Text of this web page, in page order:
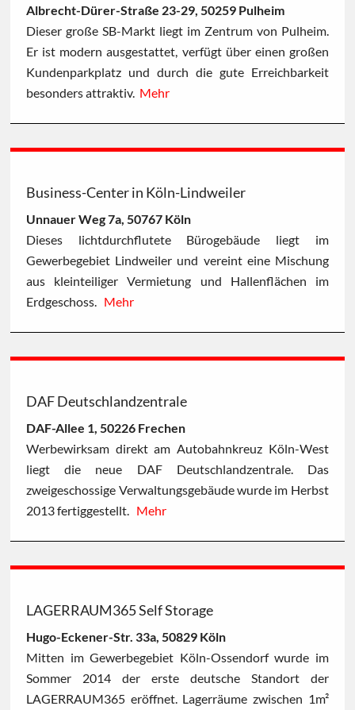
Albrecht-Dürer-Straße 23-29, 50259 Pulheim
Dieser große SB-Markt liegt im Zentrum von Pulheim.
Er ist modern ausgestattet, verfügt über einen großen
Kundenparkplatz und durch die gute Erreichbarkeit
besonders attraktiv. Mehr
Business-Center in Köln-Lindweiler
Unnauer Weg 7a, 50767 Köln
Dieses lichtdurchflutete Bürogebäude liegt im
Gewerbegebiet Lindweiler und vereint eine Mischung
aus kleinteiliger Vermietung und Hallenflächen im
Erdgeschoss. Mehr
DAF Deutschlandzentrale
DAF-Allee 1, 50226 Frechen
Werbewirksam direkt am Autobahnkreuz Köln-West
liegt die neue DAF Deutschlandzentrale. Das
zweigeschossige Verwaltungsgebäude wurde im Herbst
2013 fertiggestellt. Mehr
LAGERRAUM365 Self Storage
Hugo-Eckener-Str. 33a, 50829 Köln
Mitten im Gewerbegebiet Köln-Ossendorf wurde im
Sommer 2014 der erste deutsche Standort der
LAGERRAUM365 eröffnet. Lagerräume zwischen 1m²